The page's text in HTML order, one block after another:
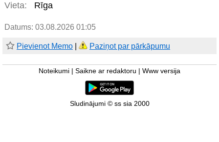
Vieta:
Rīga
Datums: 03.08.2026 01:05
Pievienot Memo Paziņot par pārkāpumu
Noteikumi Saikne ar redaktoru Www versija
Sludinājumi © ss sia 2000